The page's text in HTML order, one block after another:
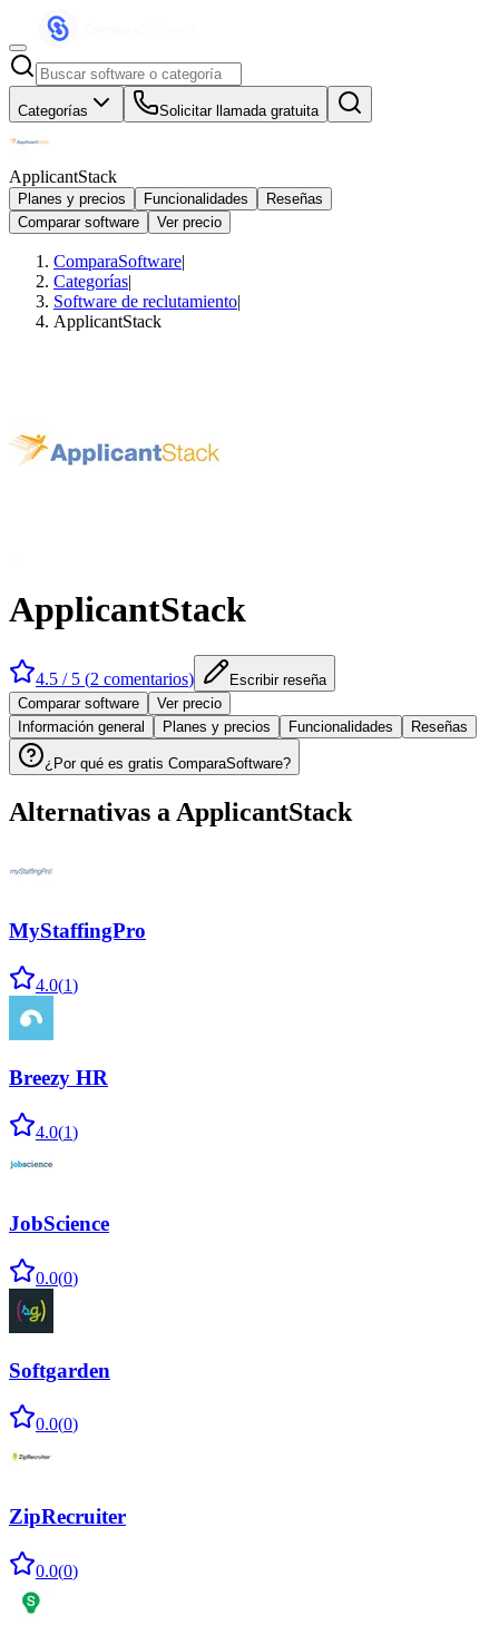
Categorías Solicitar llamada gratuita
ApplicantStack
Planes y precios Funcionalidades
Reseñas
Comparar software
Ver precio
ComparaSoftware|
Categorías|
Software de reclutamiento|
ApplicantStack
ApplicantStack
4.5 / 5 (2 comentarios)
Escribir reseña
Comparar software
Ver precio
Información general
Planes y precios Funcionalidades Reseñas
¿Por qué es gratis ComparaSoftware?
Alternativas a ApplicantStack
MyStaffingPro
4.0(1)
Breezy HR
4.0(1)
JobScience
0.0(0)
Softgarden
0.0(0)
ZipRecruiter
0.0(0)